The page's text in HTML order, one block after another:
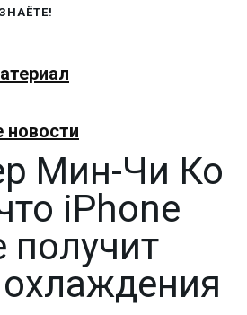
новости
Мин-Чи Ко
iPhone
получит